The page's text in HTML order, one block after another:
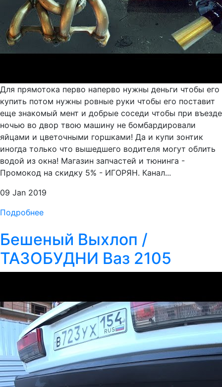
Для прямотока перво наперво нужны деньги чтобы его
купить потом нужны ровные руки чтобы его поставит
еще знакомый мент и добрые соседи чтобы при въезде
ночью во двор твою машину не бомбардировали
яйцами и цветочными горшками! Да и купи зонтик
иногда только что вышедшего водителя могут облить
водой из окна! Магазин запчастей и тюнинга -
Промокод на скидку 5% - ИГОРЯН. Канал...
09 Jan 2019
Подробнее
Бешеный Выхлоп /
ТАЗОБУДНИ Ваз 2105